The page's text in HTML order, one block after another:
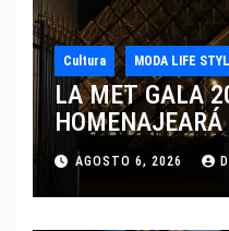
Cultura MODA LIFE
LA MET GALA
MARCANDO EL
DEL
AGOSTO 6, 2026